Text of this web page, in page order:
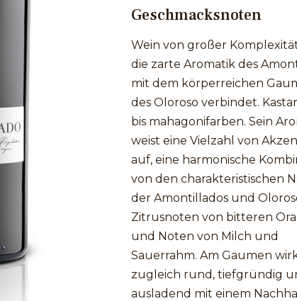
Geschmacksnoten
Wein von großer
die zarte Aromatik des
mit dem körperreichen
des Oloroso verbindet.
bis mahagonifarben. Sein
weist eine Vielzahl von
auf, eine harmonische
von den charakteristischen
der Amontillados und
Zitrusnoten von bitteren
und Noten von Milch und
Sauerrahm. Am Gaumen
zugleich rund, tiefgründig
ausladend mit einem